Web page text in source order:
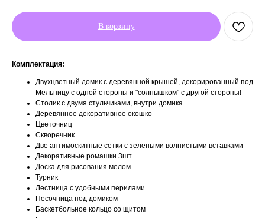
В корзину
Комплектация:
Двухцветный домик с деревянной крышей, декорированный под
Мельницу с одной стороны и "солнышком" с другой стороны!
Столик с двумя стульчиками, внутри домика
Деревянное декоративное окошко
Цветочниц
Скворечник
Две антимоскитные сетки с зелеными волнистыми вставками
Декоративные ромашки 3шт
Доска для рисования мелом
Турник
Лестница с удобными перилами
Песочница под домиком
Баскетбольное кольцо со щитом